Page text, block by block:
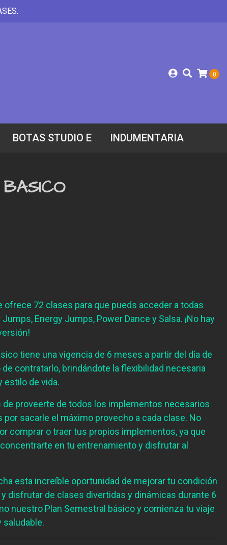
0
BOTAS STUDIO E INDUMENTARIA
ofrece 72 clases para que pueds acceder a todas
Energy Jumps, Power Dance y Salsa. ¡No hay
tiene una vigencia de 6 meses a partir del día de
contratarlo, brindándote la flexibilidad necesaria
estilo de vida.
proveerte de todos los implementos necesarios
por sacarle el máximo provecho a cada clase. No
comprar o traer tus propios implementos, ya que
en tu entrenamiento y disfrutar al
esta increíble oportunidad de mejorar tu condición
disfrutar de clases divertidas y dinámicas durante 6
nuestro Plan Semestral básico y comienza tu viaje
saludable.